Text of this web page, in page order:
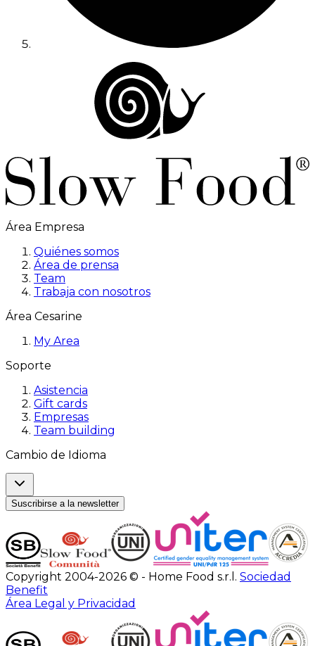
Área Empresa
Quiénes somos
Área de prensa
Team
Trabaja con nosotros
Área Cesarine
My Area
Soporte
Asistencia
Gift cards
Empresas
Team building
Cambio de Idioma
Suscribirse a la newsletter
Copyright 2004-2026 © - Home Food s.r.l. Sociedad
Benefit
Área Legal y Privacidad